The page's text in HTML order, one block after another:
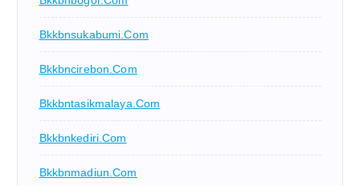
Bkkbnsukabumi.com
Bkkbncirebon.com
Bkkbntasikmalaya.com
Bkkbnkediri.com
Bkkbnmadiun.com